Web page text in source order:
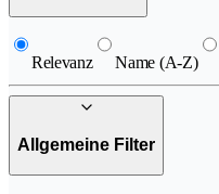
Relevanz Name (A-Z)
Allgemeine Filter